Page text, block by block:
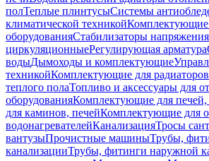
полТеплые плинтусыСистемы
климатической техникойКомплектующие
оборудованияСтабилизаторы напряжения
циркуляционныеРегулирующая арматура
водыДымоходы и комплектующие
техникойКомплектующие для радиаторов
теплого полаТопливо и аксессуары для
оборудованияКомплектующие для печей,
для каминов, печейКомплектующие для
водонагревателейКанализацияТросы
вантузыПрочистные машиныТрубы,
канализацииТрубы, фитинги наружной